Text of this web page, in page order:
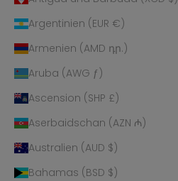
Argentinien (EUR €)
Armenien (AMD դր.)
Aruba (AWG ƒ)
Ascension (SHP £)
Aserbaidschan (AZN ₼)
Australien (AUD $)
Bahamas (BSD $)